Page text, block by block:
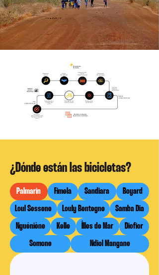
¿Dónde están las bicicletas?
Palmarin Fimela Sandiara Boyard
Loul Sessene Louly Bentegne Samba Dia
Nguéniène Kelle Îlles de Mar Diofior
Somone Ndiol Mangane